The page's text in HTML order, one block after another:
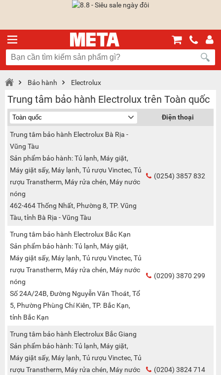
Bảo hành Electrolux
Trung tâm bảo hành Electrolux trên Toàn quốc
Điện thoại
Trung tâm bảo hành Electrolux Bà Rịa -
Vũng Tàu
Sản phẩm bảo hành: Tủ lạnh, Máy giặt,
Máy giặt sấy, Máy lạnh, Tủ rượu Vinctec, Tủ
rượu Transtherm, Máy rửa chén, Máy nước
nóng
462-464 Thống Nhất, Phường 8, TP. Vũng
Tàu, tỉnh Bà Rịa - Vũng Tàu
(0254) 3857 832
Trung tâm bảo hành Electrolux Bắc Kạn
Sản phẩm bảo hành: Tủ lạnh, Máy giặt,
Máy giặt sấy, Máy lạnh, Tủ rượu Vinctec, Tủ
rượu Transtherm, Máy rửa chén, Máy nước
nóng
Số 24A/24B, Đường Nguyễn Văn Thoát, Tổ
5, Phường Phùng Chí Kiên, TP. Bắc Kạn,
tỉnh Bắc Kạn
(0209) 3870 299
Trung tâm bảo hành Electrolux Bắc Giang
Sản phẩm bảo hành: Tủ lạnh, Máy giặt,
Máy giặt sấy, Máy lạnh, Tủ rượu Vinctec, Tủ
rượu Transtherm, Máy rửa chén, Máy nước
(0204) 3824 714